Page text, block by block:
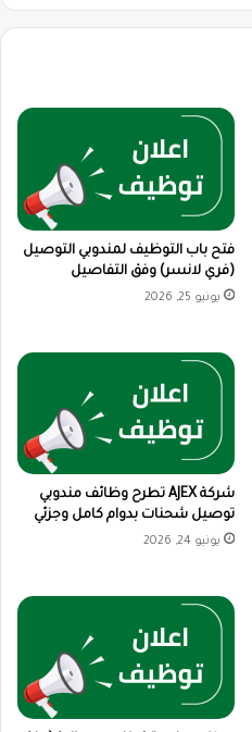
فتح باب التوظيف لمندوبي التوصيل
(فري لانسر) وفق التفاصيل
يونيو 25, 2026
شركة AJEX تطرح وظائف مندوبي
توصيل شحنات بدوام كامل وجزئي
يونيو 24, 2026